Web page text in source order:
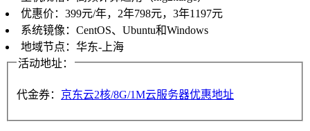
优惠价：399元/年，2年798元，3年1197元
系统镜像：CentOS、Ubuntu和Windows
地域节点：华东-上海
活动地址：
代金券： 京东云2核/8G/1M云服务器优惠地址